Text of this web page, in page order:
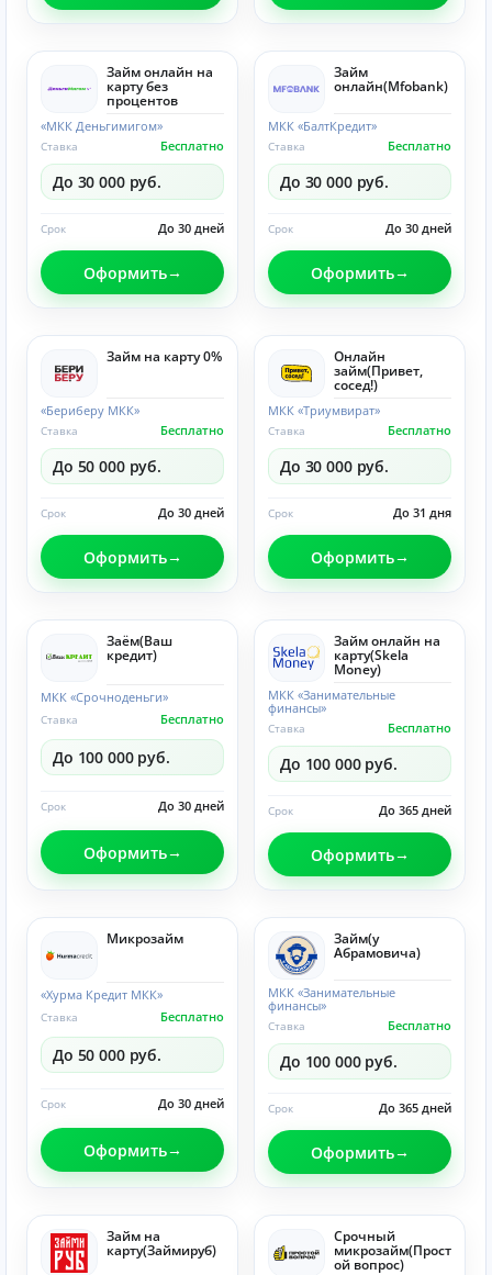
Займ онлайн на
карту без
процентов
«МКК Деньгимигом»
Бесплатно
Ставка
До 30 000 руб.
До 30 дней
Срок
Оформить
Займ
онлайн(Mfobank)
МКК «БалтКредит»
Бесплатно
Ставка
До 30 000 руб.
До 30 дней
Срок
Оформить
Займ на карту 0%
«Бериберу МКК»
Бесплатно
Ставка
До 50 000 руб.
До 30 дней
Срок
Оформить
Онлайн
займ(Привет,
сосед!)
МКК «Триумвират»
Бесплатно
Ставка
До 30 000 руб.
До 31 дня
Срок
Оформить
Заём(Ваш
кредит)
МКК «Срочноденьги»
Бесплатно
Ставка
До 100 000 руб.
До 30 дней
Срок
Оформить
Займ онлайн на
карту(Skela
Money)
МКК «Занимательные
финансы»
Бесплатно
Ставка
До 100 000 руб.
До 365 дней
Срок
Оформить
Микрозайм
«Хурма Кредит МКК»
Бесплатно
Ставка
До 50 000 руб.
До 30 дней
Срок
Оформить
Займ(у
Абрамовича)
МКК «Занимательные
финансы»
Бесплатно
Ставка
До 100 000 руб.
До 365 дней
Срок
Оформить
Займ на
карту(Займируб)
Срочный
микрозайм(Прост
ой вопрос)